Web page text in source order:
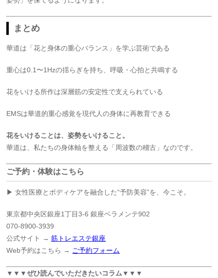
まとめ
華道は「花と身体の重心バランス」を学ぶ芸術である
重心は0.1〜1Hzの揺らぎを持ち、呼吸・心拍と共鳴する
花をいける所作は深層筋の安定性で支えられている
EMSは華道的重心感覚を現代人の身体に再教育できる
花をいけることは、姿勢をいけること。
華道は、私たちの身体軸を整える「周波数の稽古」なのです。
ご予約・体験はこちら
▶ 女性医療とボディケアを融合した“予防美容”を、今こそ。
東京都中央区銀座1丁目3-6 銀座ベラメンテ902
070-8900-3939
公式サイト →筋トレエステ銀座
Web予約はこちら → ご予約フォーム
▼▼▼ぜひ読んでいただきたいコラム▼▼▼